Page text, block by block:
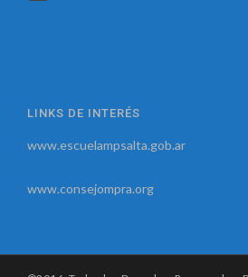
LINKS DE INTERÉS
www.escuelampsalta.gob.ar
www.consejompra.org